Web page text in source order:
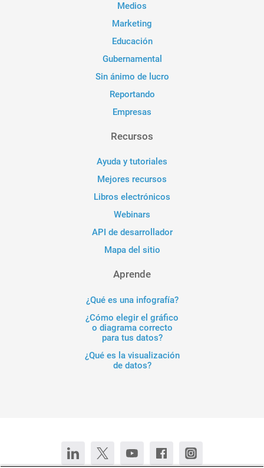
Medios
Marketing
Educación
Gubernamental
Sin ánimo de lucro
Reportando
Empresas
Recursos
Ayuda y tutoriales
Mejores recursos
Libros electrónicos
Webinars
API de desarrollador
Mapa del sitio
Aprende
¿Qué es una infografía?
¿Cómo elegir el gráfico
o diagrama correcto
para tus datos?
¿Qué es la visualización
de datos?